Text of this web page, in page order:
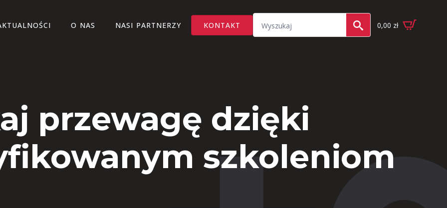
O NAS NASI PARTNERZY KONTAKT
for:
0,00 zł
przewagę dzięki
szkoleniom